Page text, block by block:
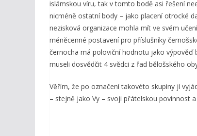
islámskou víru, tak v tomto bodě asi řešení
nicméně ostatní body – jako placení otrocké
nezisková organizace mohla mít ve svém
méněcenné postavení pro příslušníky
černocha má poloviční hodnotu jako
museli dosvědčit 4 svědci z řad bělošského
Věřím, že po označení takovéto skupiny jí
– stejně jako Vy – svoji přátelskou povinnost